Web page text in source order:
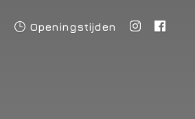
Openingstijden